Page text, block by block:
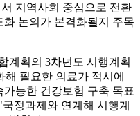
지역사회 중심으로 전환
논의가 본격화될지 주목
계획의 3차년도 시행계획
해 필요한 의료가 적시에
능한 건강보험 구축 목표
정과제와 연계해 시행계